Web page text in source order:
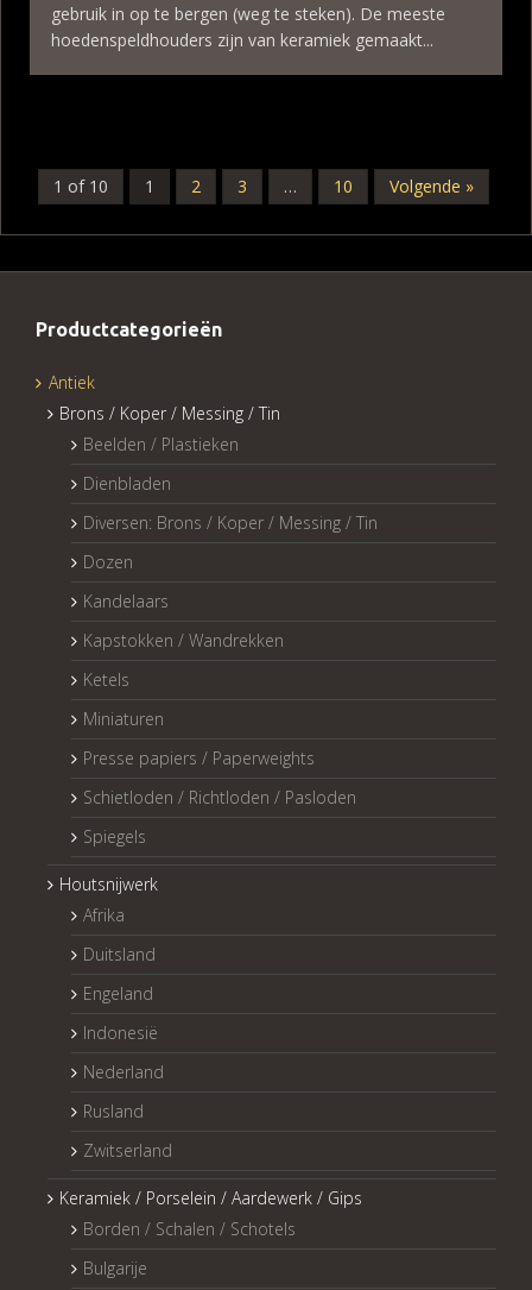
gebruik in op te bergen (weg te steken). De meeste
hoedenspeldhouders zijn van keramiek gemaakt...
1 of 10 1 2 3 … 10 Volgende »
Productcategorieën
Antiek
Brons / Koper / Messing / Tin
Beelden / Plastieken
Dienbladen
Diversen: Brons / Koper / Messing / Tin
Dozen
Kandelaars
Kapstokken / Wandrekken
Ketels
Miniaturen
Presse papiers / Paperweights
Schietloden / Richtloden / Pasloden
Spiegels
Houtsnijwerk
Afrika
Duitsland
Engeland
Indonesië
Nederland
Rusland
Zwitserland
Keramiek / Porselein / Aardewerk / Gips
Borden / Schalen / Schotels
Bulgarije